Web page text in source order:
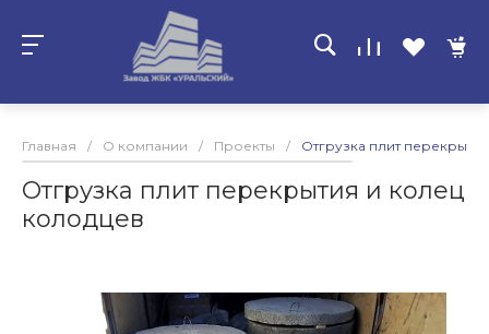
Главная / О компании / Проекты / Отгрузка плит
Отгрузка плит перекрытия и колец
колодцев